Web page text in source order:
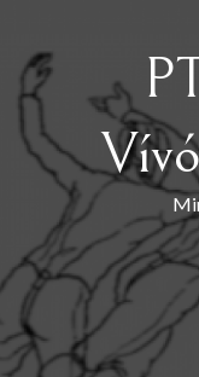
content